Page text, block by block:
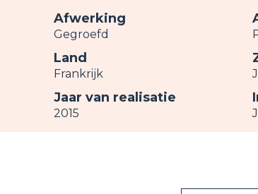
Afwerking
Gegroefd
Land
Frankrijk
Jaar van realisatie
2015